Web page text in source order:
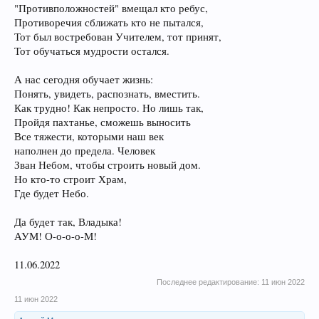
"Противположностей" вмещал кто ребус,
Противоречия сближать кто не пытался,
Тот был востребован Учителем, тот принят,
Тот обучаться мудрости остался.
А нас сегодня обучает жизнь:
Понять, увидеть, распознать, вместить.
Как трудно! Как непросто. Но лишь так,
Пройдя пахтанье, сможешь выносить
Все тяжести, которыми наш век
наполнен до предела. Человек
Зван Небом, чтобы строить новый дом.
Но кто-то строит Храм,
Где будет Небо.
Да будет так, Владыка!
АУМ! О-о-о-о-М!
11.06.2022
Последнее редактирование: 11 июн 2022
11 июн 2022